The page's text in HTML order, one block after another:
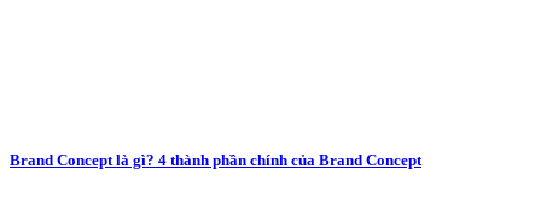
Brand Concept là gì? 4 thành phần chính của Brand Concept